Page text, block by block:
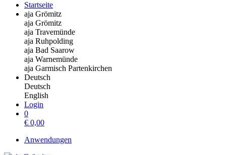
Startseite
aja Grömitz
aja Grömitz
aja Travemünde
aja Ruhpolding
aja Bad Saarow
aja Warnemünde
aja Garmisch Partenkirchen
Deutsch
Deutsch
English
Login
0
€ 0,00
Anwendungen